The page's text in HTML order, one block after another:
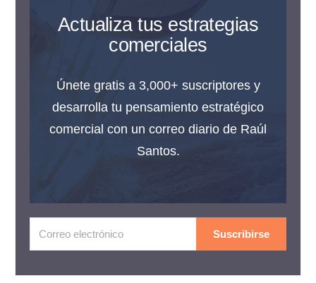
Actualiza tus estrategias
comerciales
Únete gratis a 3,000+ suscriptores y
desarrolla tu pensamiento estratégico
comercial con un correo diario de Raúl
Santos.
Suscribirse